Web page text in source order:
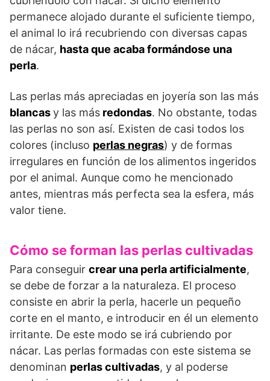
permanece alojado durante el suficiente tiempo,
el animal lo irá recubriendo con diversas capas
de nácar, hasta que acaba formándose una
perla.
Las perlas más apreciadas en joyería son las más
blancasy las más redondas. No obstante, todas
las perlas no son así. Existen de casi todos los
colores (incluso perlas negras) y de formas
irregulares en función de los alimentos ingeridos
por el animal. Aunque como he mencionado
antes, mientras más perfecta sea la esfera, más
valor tiene.
Cómo se forman las perlas cultivadas
Para conseguir crear una perla artificialmente,
se debe de forzar a la naturaleza. El proceso
consiste en abrir la perla, hacerle un pequeño
corte en el manto, e introducir en él un elemento
irritante. De este modo se irá cubriendo por
nácar. Las perlas formadas con este sistema se
denominan perlas cultivadas, y al poderse